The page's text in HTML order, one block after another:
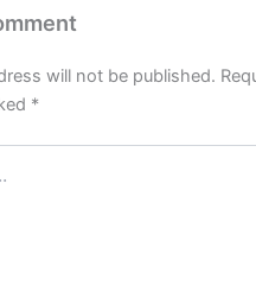
will not be published.
*